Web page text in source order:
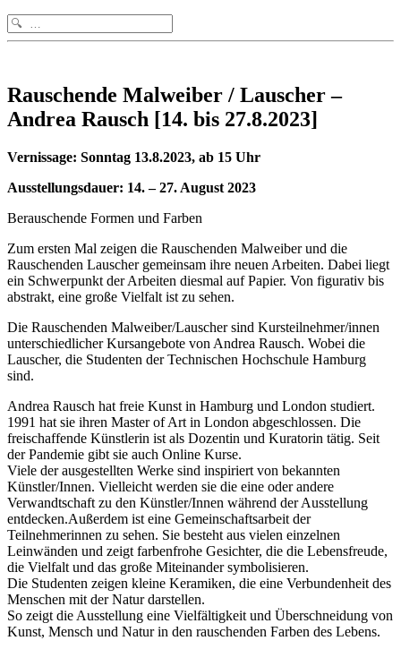
Search
for:
Rauschende Malweiber / Lauscher –
Andrea Rausch [14. bis 27.8.2023]
Vernissage: Sonntag 13.8.2023, ab 15 Uhr
Ausstellungsdauer: 14. – 27. August 2023
Berauschende Formen und Farben
Zum ersten Mal zeigen die Rauschenden Malweiber und die
Rauschenden Lauscher gemeinsam ihre neuen Arbeiten. Dabei liegt
ein Schwerpunkt der Arbeiten diesmal auf Papier. Von figurativ bis
abstrakt, eine große Vielfalt ist zu sehen.
Die Rauschenden Malweiber/Lauscher sind Kursteilnehmer/innen
unterschiedlicher Kursangebote von Andrea Rausch. Wobei die
Lauscher, die Studenten der Technischen Hochschule Hamburg
sind.
Andrea Rausch hat freie Kunst in Hamburg und London studiert.
1991 hat sie ihren Master of Art in London abgeschlossen. Die
freischaffende Künstlerin ist als Dozentin und Kuratorin tätig. Seit
der Pandemie gibt sie auch Online Kurse.
Viele der ausgestellten Werke sind inspiriert von bekannten
Künstler/Innen. Vielleicht werden sie die eine oder andere
Verwandtschaft zu den Künstler/Innen während der Ausstellung
entdecken.Außerdem ist eine Gemeinschaftsarbeit der
Teilnehmerinnen zu sehen. Sie besteht aus vielen einzelnen
Leinwänden und zeigt farbenfrohe Gesichter, die die Lebensfreude,
die Vielfalt und das große Miteinander symbolisieren.
Die Studenten zeigen kleine Keramiken, die eine Verbundenheit des
Menschen mit der Natur darstellen.
So zeigt die Ausstellung eine Vielfältigkeit und Überschneidung von
Kunst, Mensch und Natur in den rauschenden Farben des Lebens.